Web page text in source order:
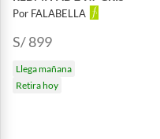
Por FALABELLA
S/ 899
Llega mañana
Retira hoy